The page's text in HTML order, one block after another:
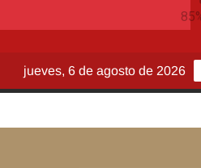
jueves, 6 de agosto de 2026